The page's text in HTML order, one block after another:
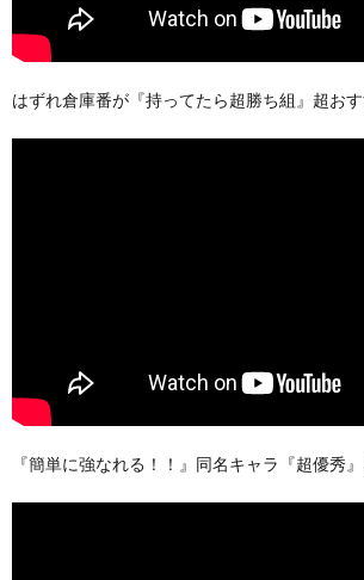
はずれ倉庫番が『持ってたら超勝ち組』超おす
『簡単に強なれる！！』同名キャラ『超優秀』